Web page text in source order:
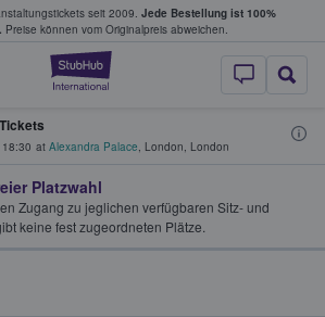
seit 2009. Jede Bestellung ist 100%
Preise können vom Originalpreis abweichen.
StubHub - Wo
& verkaufen
18:30 at Alexandra Palace, London, London
Platzwahl
Zugang zu jeglichen verfügbaren Sitz- und
keine fest zugeordneten Plätze.